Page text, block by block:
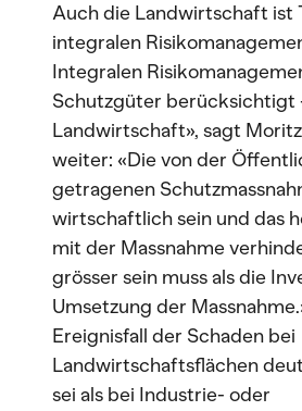
Auch die Landwirtschaft ist
integralen
Integralen
Schutzgüter berücksichtigt
Landwirtschaft», sagt
weiter: «Die von der
getragenen
wirtschaftlich sein und das
mit der Massnahme
grösser sein muss als die
Umsetzung der
Ereignisfall der Schaden bei
Landwirtschaftsflächen
sei als bei Industrie- oder